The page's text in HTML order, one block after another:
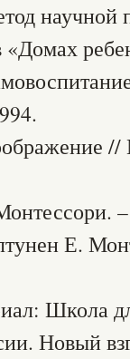
научной
«Домах
//
Е.
Школа
Новый